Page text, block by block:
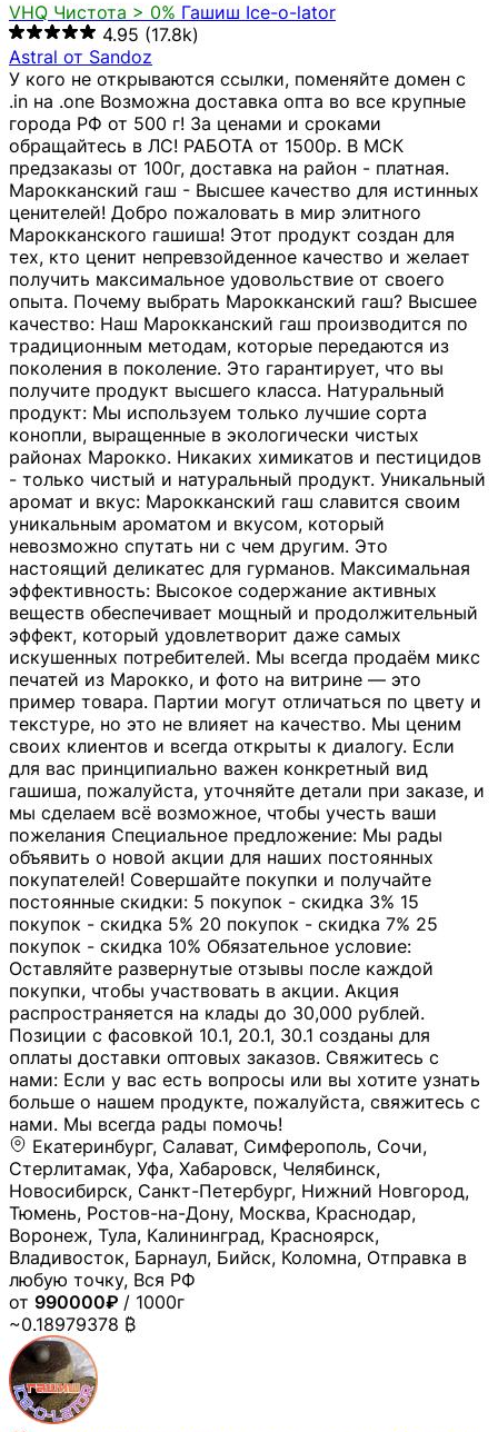
VHQ Чистота > 0% Гашиш Ice-o-lator
4.95 (17.8k)
Astral от Sandoz
У кого не открываются ссылки, поменяйте домен с
.in на .one Возможна доставка опта во все крупные
города РФ от 500 г! За ценами и сроками
обращайтесь в ЛС! РАБОТА от 1500р. В МСК
предзаказы от 100г, доставка на район - платная.
Марокканский гаш - Высшее качество для истинных
ценителей! Добро пожаловать в мир элитного
Марокканского гашиша! Этот продукт создан для
тех, кто ценит непревзойденное качество и желает
получить максимальное удовольствие от своего
опыта. Почему выбрать Марокканский гаш? Высшее
качество: Наш Марокканский гаш производится по
традиционным методам, которые передаются из
поколения в поколение. Это гарантирует, что вы
получите продукт высшего класса. Натуральный
продукт: Мы используем только лучшие сорта
конопли, выращенные в экологически чистых
районах Марокко. Никаких химикатов и пестицидов
- только чистый и натуральный продукт. Уникальный
аромат и вкус: Марокканский гаш славится своим
уникальным ароматом и вкусом, который
невозможно спутать ни с чем другим. Это
настоящий деликатес для гурманов. Максимальная
эффективность: Высокое содержание активных
веществ обеспечивает мощный и продолжительный
эффект, который удовлетворит даже самых
искушенных потребителей. Мы всегда продаём микс
печатей из Марокко, и фото на витрине — это
пример товара. Партии могут отличаться по цвету и
текстуре, но это не влияет на качество. Мы ценим
своих клиентов и всегда открыты к диалогу. Если
для вас принципиально важен конкретный вид
гашиша, пожалуйста, уточняйте детали при заказе, и
мы сделаем всё возможное, чтобы учесть ваши
пожелания Специальное предложение: Мы рады
объявить о новой акции для наших постоянных
покупателей! Совершайте покупки и получайте
постоянные скидки: 5 покупок - скидка 3% 15
покупок - скидка 5% 20 покупок - скидка 7% 25
покупок - скидка 10% Обязательное условие:
Оставляйте развернутые отзывы после каждой
покупки, чтобы участвовать в акции. Акция
распространяется на клады до 30,000 рублей.
Позиции с фасовкой 10.1, 20.1, 30.1 созданы для
оплаты доставки оптовых заказов. Свяжитесь с
нами: Если у вас есть вопросы или вы хотите узнать
больше о нашем продукте, пожалуйста, свяжитесь с
нами. Мы всегда рады помочь!
Екатеринбург, Салават, Симферополь, Сочи,
Стерлитамак, Уфа, Хабаровск, Челябинск,
Новосибирск, Санкт-Петербург, Нижний Новгород,
Тюмень, Ростов-на-Дону, Москва, Краснодар,
Воронеж, Тула, Калининград, Красноярск,
Владивосток, Барнаул, Бийск, Коломна, Отправка в
любую точку, Вся РФ
от 990000₽ / 1000г
~0.18979378 ₿